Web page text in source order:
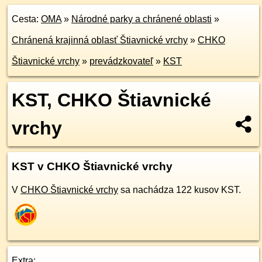
Cesta: OMA» Národné parky a chránené oblasti »
Chránená krajinná oblasť Štiavnické vrchy » CHKO
Štiavnické vrchy » prevádzkovateľ » KST
KST, CHKO Štiavnické
vrchy
KST v CHKO Štiavnické vrchy
V CHKO Štiavnické vrchy sa nachádza 122 kusov KST.